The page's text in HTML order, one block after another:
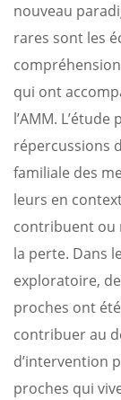
nouveau
rares sont les
qui ont
l’AMM.
répercussions
familiale des
leurs en
contribuent ou
la perte. Dans
exploratoire,
proches ont
contribuer au
d’intervention
proches qui